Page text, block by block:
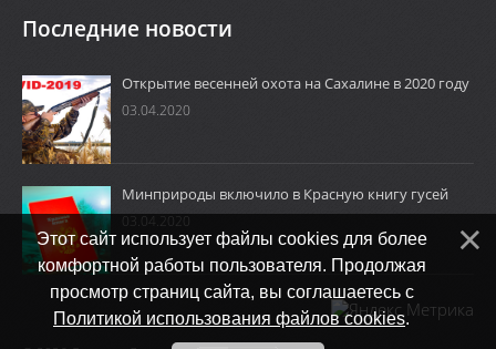
Последние новости
Открытие весенней охота на Сахалине в 2020 году
03.04.2020
Минприроды включило в Красную книгу гусей
03.04.2020
Этот сайт использует файлы cookies для более
комфортной работы пользователя. Продолжая
просмотр страниц сайта, вы соглашаетесь с
Политикой использования файлов cookies.